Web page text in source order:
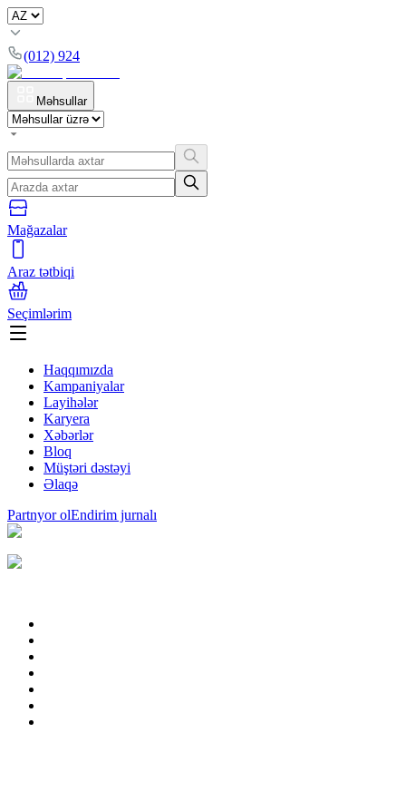
(012) 924
Məhsullar
Mağazalar
Araz tətbiqi
Seçimlərim
Haqqımızda
Kampaniyalar
Layihələr
Karyera
Xəbərlər
Bloq
Müştəri dəstəyi
Əlaqə
Partnyor olEndirim jurnalı